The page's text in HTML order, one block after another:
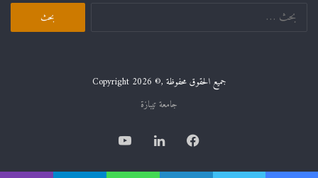
البحث
جميع الحقوق محفوظة ,© Copyright 2026
جامعة تيبازة
فيسبوكلينكدإن يوتيوب